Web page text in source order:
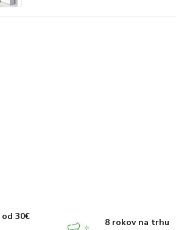
30€
8 rokov na trhu